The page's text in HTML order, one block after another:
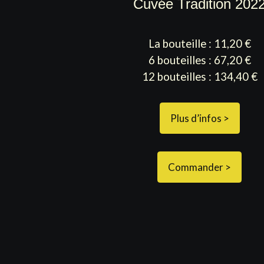
Cuvée Tradition
La bouteille : 11,20 €
6 bouteilles : 67,20 €
12 bouteilles : 134,40 €
Plus d’infos >
Commander >